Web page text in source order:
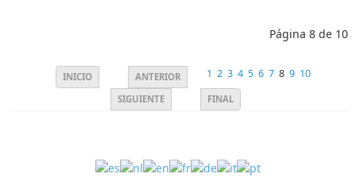
Página 8 de 10
INICIO ANTERIOR 1 2 3 4 5 6 7 8 9 10
SIGUIENTE FINAL